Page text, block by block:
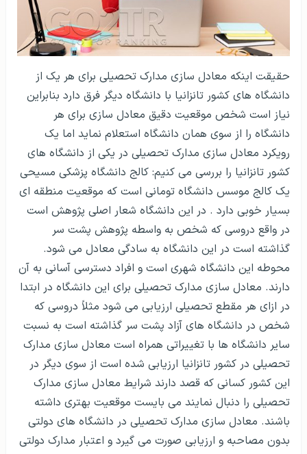
حقیقت اینکه معادل سازی مدارک تحصیلی برای هر یک از
دانشگاه های کشور تانزانیا با دانشگاه دیگر فرق دارد بنابراین
نیاز است شخص موقعیت دقیق معادل سازی برای هر
دانشگاه را از سوی همان دانشگاه استعلام نماید اما یک
رویکرد معادل سازی مدارک تحصیلی در یکی از دانشگاه های
کشور تانزانیا را بررسی می کنیم: کالج دانشگاه پزشکی مسیحی
یک کالج موسس دانشگاه تومانی است که موقعیت منطقه ای
بسیار خوبی دارد . در این دانشگاه شعار اصلی پژوهش است
در واقع دروسی که شخص به واسطه پژوهش پشت سر
گذاشته است در این دانشگاه به سادگی معادل می شود.
محوطه این دانشگاه شهری است و افراد دسترسی آسانی به آن
دارند. معادل سازی مدارک تحصیلی برای این دانشگاه در ابتدا
در ازای هر مقطع تحصیلی ارزیابی می شود مثلاً دروسی که
شخص در دانشگاه های آزاد پشت سر گذاشته است به نسبت
سایر دانشگاه ها با تغییراتی همراه است معادل سازی مدارک
تحصیلی در کشور تانزانیا ارزیابی شده است از سوی دیگر در
این کشور کسانی که قصد دارند شرایط معادل سازی مدارک
تحصیلی را دنبال نمایند می بایست موقعیت بهتری داشته
باشند. معادل سازی مدارک تحصیلی در دانشگاه های دولتی
بدون مصاحبه و ارزیابی صورت می گیرد و اعتبار مدارک دولتی